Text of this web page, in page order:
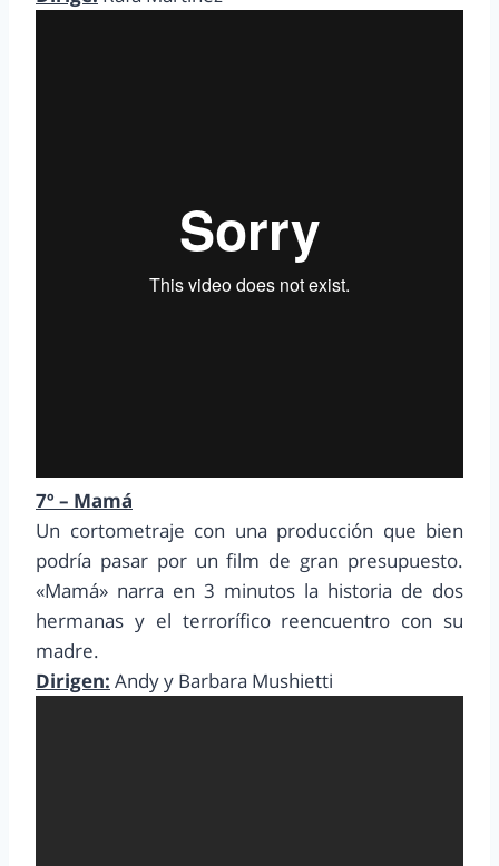
7º – Mamá
Un cortometraje con una producción que bien
podría pasar por un film de gran presupuesto.
«Mamá» narra en 3 minutos la historia de dos
hermanas y el terrorífico reencuentro con su
madre.
Dirigen: Andy y Barbara Mushietti